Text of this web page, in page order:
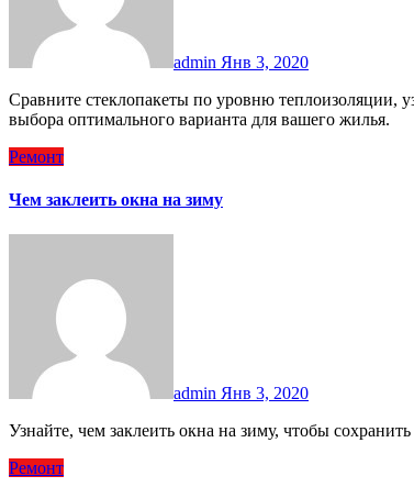
admin Янв 3, 2020
Сравните стеклопакеты по уровню теплоизоляции, узнайте их характеристики, преимущества и недостатки для
выбора оптимального варианта для вашего жилья.
Ремонт
Чем заклеить окна на зиму
admin Янв 3, 2020
Узнайте, чем заклеить окна на зиму, чтобы
Ремонт